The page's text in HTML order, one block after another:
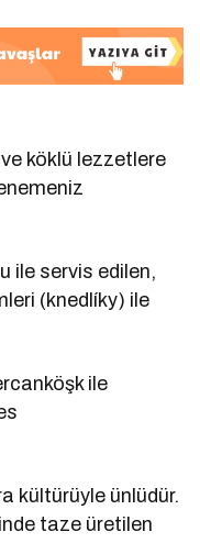
köklü lezzetlere
ile servis edilen,
(knedlíky) ile
ile
kültürüyle ünlüdür.
taze üretilen